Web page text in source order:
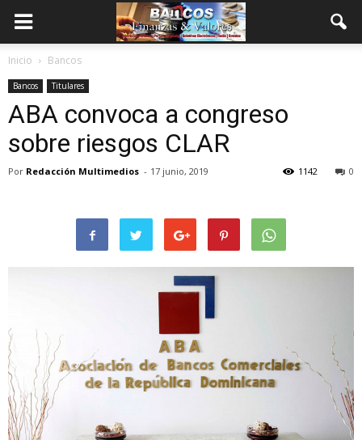
Inicio Bancos
Bancos Titulares
ABA convoca a congreso
sobre riesgos CLAR
Por Redacción Multimedios - 17 junio, 2019 0
1142